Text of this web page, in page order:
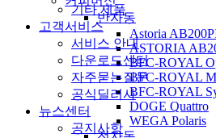
반자동
Astoria
ASTORIA
BFC-ROYAL
BFC-ROYAL
BFC-ROYAL
DOGE Quattro
WEGA Polaris
기타 제품
고객서비스
서비스 안내
다운로드센터
자주묻는질문
공식딜러사
뉴스센터
공지사항